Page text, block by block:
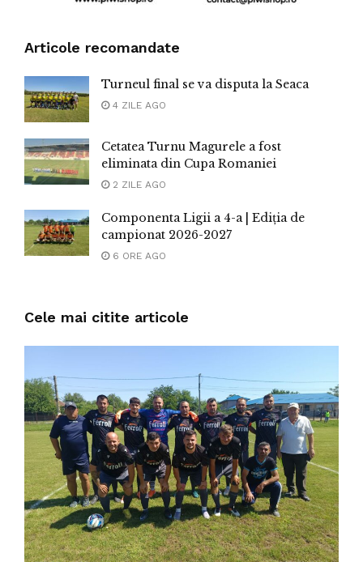
Articole recomandate
Turneul final se va disputa la Seaca
4 ZILE AGO
Cetatea Turnu Magurele a fost
eliminata din Cupa Romaniei
2 ZILE AGO
Componenta Ligii a 4-a | Ediția de
campionat 2026-2027
6 ORE AGO
Cele mai citite articole